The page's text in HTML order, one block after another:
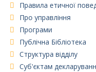
Правила етичної
Про управління
Програми
Публічна Бібліотека
Структура відділу
Суб'єктам